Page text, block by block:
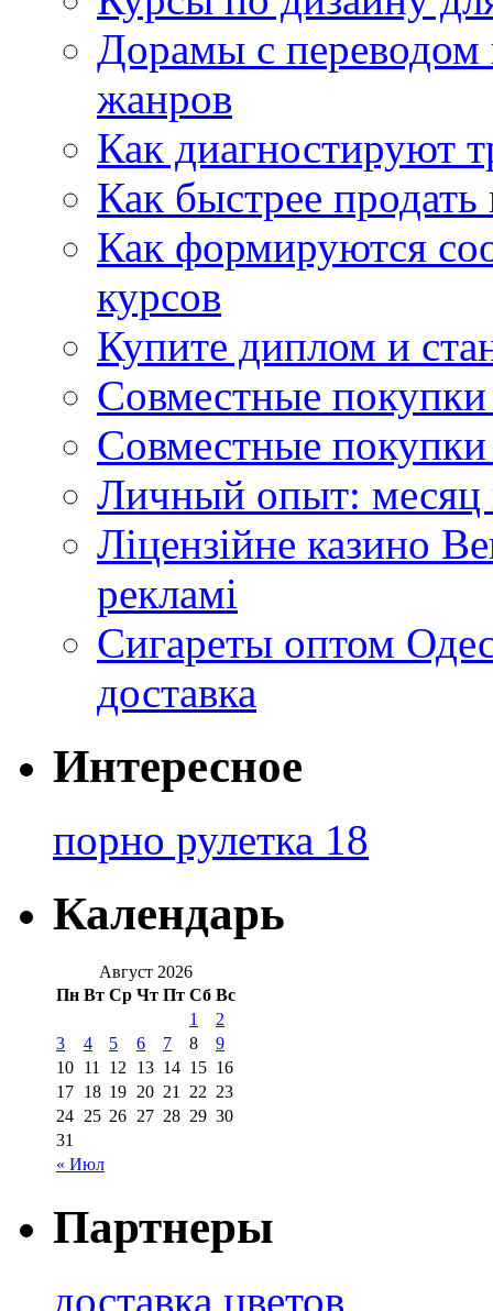
Дорамы с переводом
жанров
Как диагностируют
Как быстрее
Как формируются
курсов
Купите диплом и
Совместные
Совместные покупки
Личный опыт: месяц
Ліцензійне казино
рекламі
Сигареты оптом
доставка
Интересное
порно рулетка 18
Календарь
Август 2026
Пн Вт Ср Чт Пт Сб Вс
« Июл
1
2
3
4 5 6 7 8
9
10 11 12 13 14 15 16
17 18 19 20 21 22 23
24 25 26 27 28 29 30
31
Партнеры
доставка цветов